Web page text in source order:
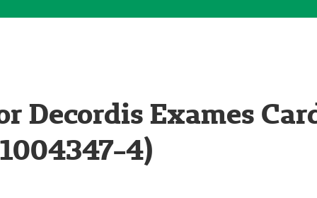
Decordis Exames
4)